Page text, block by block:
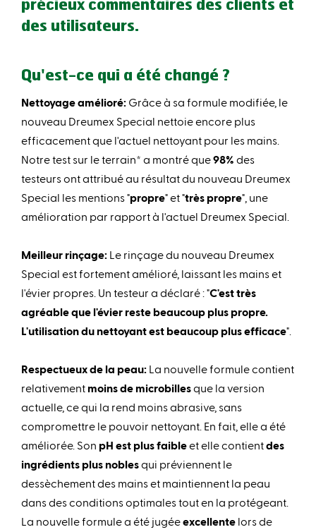
précieux commentaires des clients et
des utilisateurs.
Qu'est-ce qui a été changé ?
Nettoyage amélioré: Grâce à sa formule modifiée, le
nouveau Dreumex Special nettoie encore plus
efficacement que l'actuel nettoyant pour les mains.
Notre test sur le terrain* a montré que98% des
testeurs ont attribué au résultat du nouveau Dreumex
Special les mentions "propre" et "très propre", une
amélioration par rapport à l'actuel Dreumex Special.
Meilleur rinçage: Le rinçage du nouveau Dreumex
Special est fortement amélioré, laissant les mains et
l'évier propres. Un testeur a déclaré : "C'est très
agréable que l'évier reste beaucoup plus propre.
L'utilisation du nettoyant est beaucoup plus efficace".
Respectueux de la peau: La nouvelle formule contient
relativement moins de microbillesque la version
actuelle, ce qui la rend moins abrasive, sans
compromettre le pouvoir nettoyant. En fait, elle a été
améliorée. Son pH est plus faibleet elle contientdes
ingrédients plus noblesqui préviennent le
dessèchement des mains et maintiennent la peau
dans des conditions optimales tout en la protégeant.
La nouvelle formule a été jugéeexcellente lors de